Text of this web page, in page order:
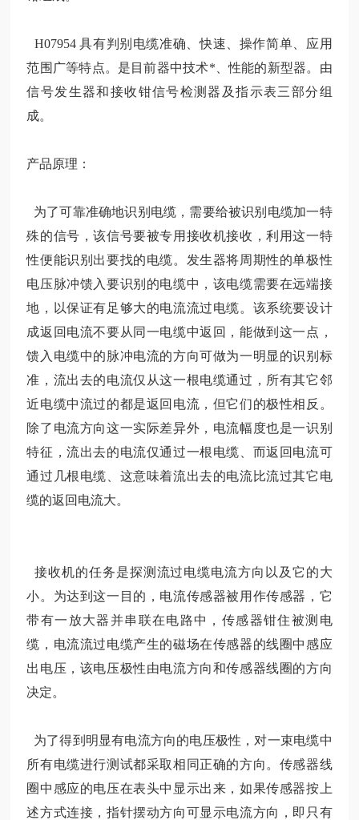
H07954 具有判别电缆准确、快速、操作简单、应用
范围广等特点。是目前器中技术*、性能的新型器。由
信号发生器和接收钳信号检测器及指示表三部分组
成。
产品原理：
为了可靠准确地识别电缆，需要给被识别电缆加一特
殊的信号，该信号要被专用接收机接收，利用这一特
性便能识别出要找的电缆。发生器将周期性的单极性
电压脉冲馈入要识别的电缆中，该电缆需要在远端接
地，以保证有足够大的电流流过电缆。该系统要设计
成返回电流不要从同一电缆中返回，能做到这一点，
馈入电缆中的脉冲电流的方向可做为一明显的识别标
准，流出去的电流仅从这一根电缆通过，所有其它邻
近电缆中流过的都是返回电流，但它们的极性相反。
除了电流方向这一实际差异外，电流幅度也是一识别
特征，流出去的电流仅通过一根电缆、而返回电流可
通过几根电缆、这意味着流出去的电流比流过其它电
缆的返回电流大。
接收机的任务是探测流过电缆电流方向以及它的大
小。为达到这一目的，电流传感器被用作传感器，它
带有一放大器并串联在电路中，传感器钳住被测电
缆，电流流过电缆产生的磁场在传感器的线圈中感应
出电压，该电压极性由电流方向和传感器线圈的方向
决定。
为了得到明显有电流方向的电压极性，对一束电缆中
所有电缆进行测试都采取相同正确的方向。传感器线
圈中感应的电压在表头中显示出来，如果传感器按上
述方式连接，指针摆动方向可显示电流方向，即只有